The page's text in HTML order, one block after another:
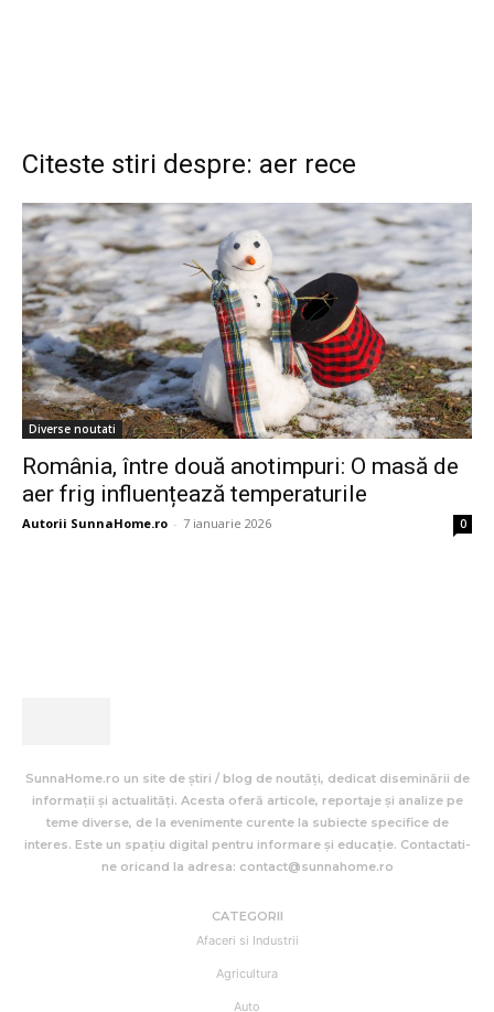
Citeste stiri despre: aer rece
Diverse noutati
România, între două anotimpuri: O masă de
aer frig influențează temperaturile
Autorii SunnaHome.ro - 7 ianuarie 2026 0
SunnaHome.ro un site de știri / blog de noutăți, dedicat diseminării de
informații și actualități. Acesta oferă articole, reportaje și analize pe
teme diverse, de la evenimente curente la subiecte specifice de
interes. Este un spațiu digital pentru informare și educație. Contactati-
ne oricand la adresa: contact@sunnahome.ro
CATEGORII
Afaceri si Industrii
Agricultura
Auto